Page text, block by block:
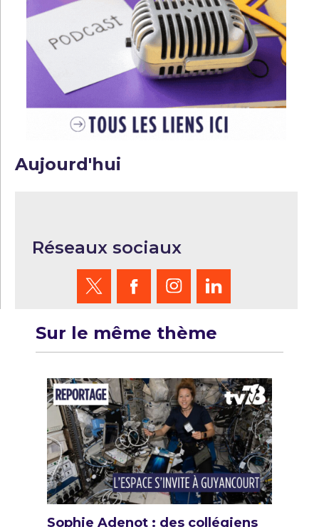
Aujourd'hui
Réseaux sociaux
Sur le même thème
Sophie Adenot : des collégiens